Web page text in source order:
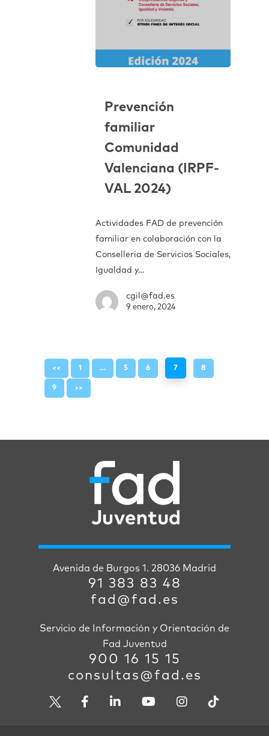
Prevención
familiar
Comunidad
Valenciana (IRPF-
VAL 2024)
Actividades FAD de prevención
familiar en colaboración con la
Conselleria de Servicios Sociales,
Igualdad y…
cgil@fad.es
9 enero, 2024
<< 1 … 5 6 7 8
9 >>
Avenida de Burgos 1. 28036 Madrid
91 383 83 48
fad@fad.es
Servicio de Información y Orientación de
Fad Juventud
900 16 15 15
consultas@fad.es